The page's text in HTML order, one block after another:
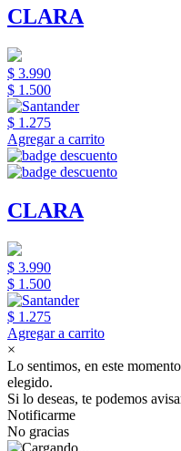
CLARA
$ 3.990
$ 1.500
$ 1.275
Agregar a carrito
CLARA
$ 3.990
$ 1.500
$ 1.275
Agregar a carrito
×
Lo sentimos, en este
elegido.
Si lo deseas, te podemos
Notificarme
No gracias